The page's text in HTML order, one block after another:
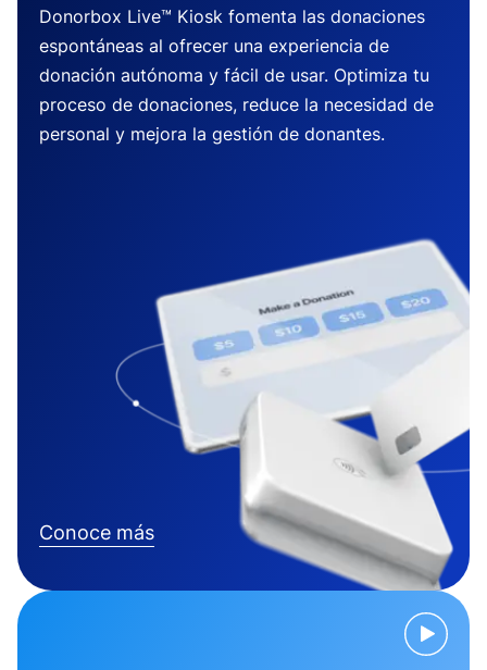
Donorbox Live™ Kiosk fomenta las donaciones
espontáneas al ofrecer una experiencia de
donación autónoma y fácil de usar. Optimiza tu
proceso de donaciones, reduce la necesidad de
personal y mejora la gestión de donantes.
Conoce más